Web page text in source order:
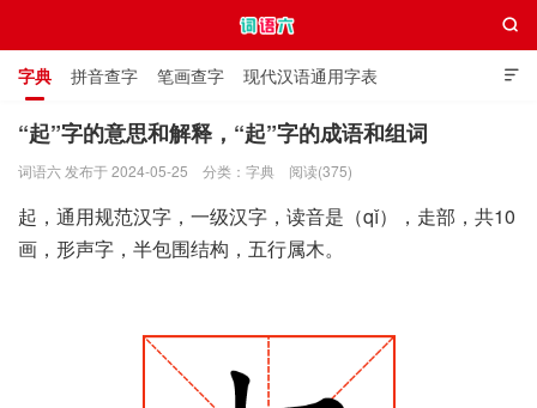

字典 拼音查字 笔画查字 现代汉语通用字表
通用规范汉字表 叠字大全 独体字大全 极简英语词典

“起”字的意思和解释，“起”字的成语和组词
词语六 发布于 2024-05-25 分类： 字典 阅读(375)
起，通用规范汉字，一级汉字，读音是（qǐ），走部，共10
画，形声字，半包围结构，五行属木。